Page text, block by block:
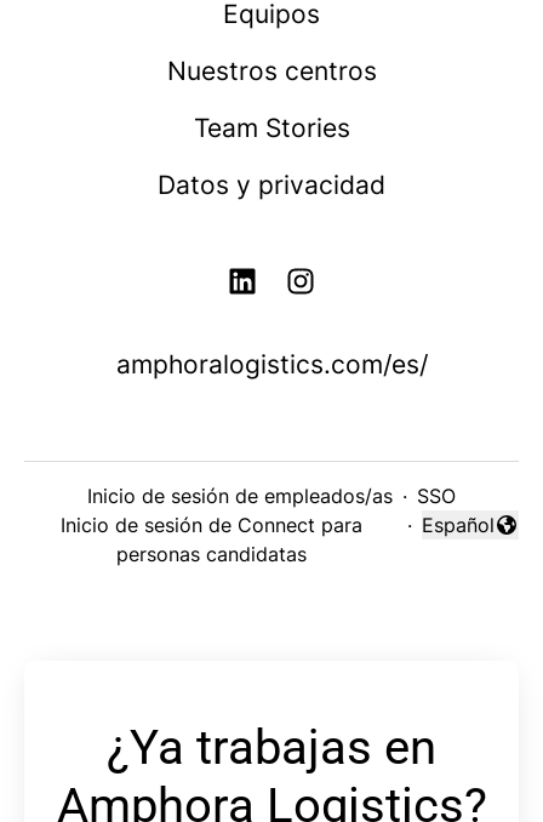
Equipos
Nuestros centros
Team Stories
Datos y privacidad
amphoralogistics.com/es/
Inicio de sesión de empleados/as · SSO
Inicio de sesión de Connect para
personas candidatas
·
Cambiar
Español
¿Ya trabajas en
Amphora Logistics?